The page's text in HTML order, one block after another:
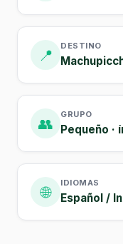
📍
DESTINO
👥
GRUPO
Pequeño ·
🌐
IDIOMAS
Español /